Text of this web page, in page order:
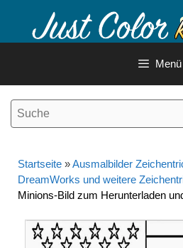
Inhalt
Menü
Startseite »Ausmalbilder
DreamWorks und weitere
Minions-Bild zum Herunterladen